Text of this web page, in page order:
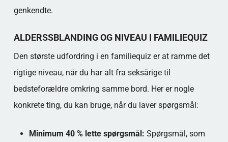
genkendte.
ALDERSSBLANDING OG NIVEAU I FAMILIEQUIZ
Den største udfordring i en familiequiz er at ramme det
rigtige niveau, når du har alt fra seksårige til
bedsteforældre omkring samme bord. Her er nogle
konkrete ting, du kan bruge, når du laver spørgsmål:
Minimum 40 % lette spørgsmål: Spørgsmål, som